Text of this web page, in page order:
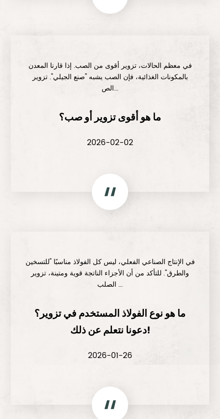
في معظم الحالات، تزوير أقوى من الصب. إذا قارنا المعدن
بالمكونات الغذائية، فإن الصب يشبه "صنع الجيلي". تزوير
الص...
ما هو أقوى تزوير أو صب؟
2026-02-02
في الإنتاج الصناعي الفعلي، ليس كل الفولاذ مناسبًا "للتسخين
والطرق". للتأكد من أن الأجزاء الناتجة قوية ومتينة، تزوير
الصلب ...
ما هو نوع الفولاذ المستخدم في تزوير؟
دعونا نتعلم عن ذلك!
2026-01-26